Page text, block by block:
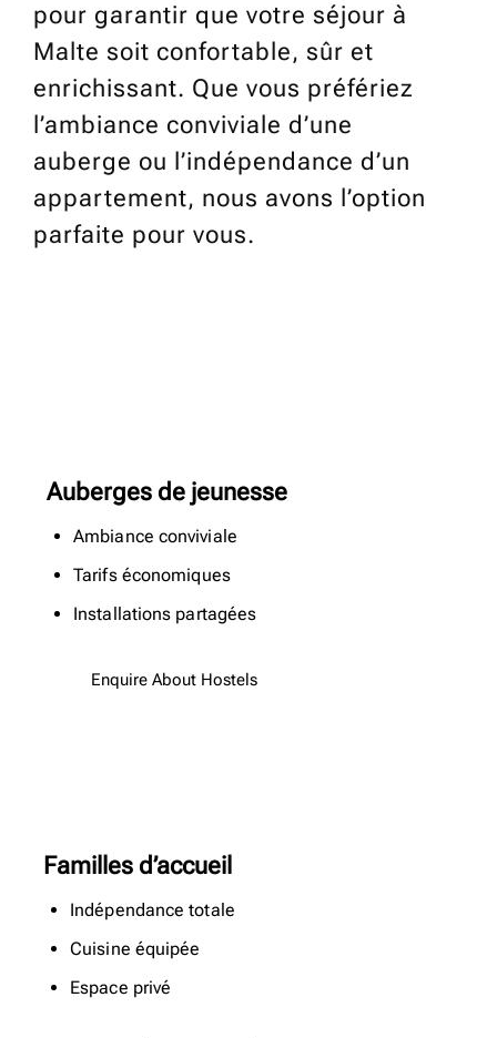
pour garantir que votre séjour à
Malte soit confortable, sûr et
enrichissant. Que vous préfériez
l’ambiance conviviale d’une
auberge ou l’indépendance d’un
appartement, nous avons l’option
parfaite pour vous.
Auberges de jeunesse
Ambiance conviviale
Tarifs économiques
Installations partagées
Enquire About Hostels
Familles d’accueil
Indépendance totale
Cuisine équipée
Espace privé